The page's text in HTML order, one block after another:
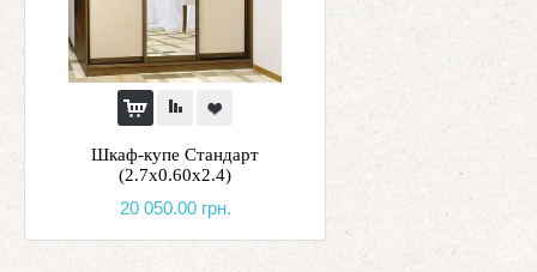
Шкаф-купе Стандарт
(2.7х0.60х2.4)
20 050.00 грн.